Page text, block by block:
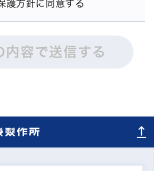
護方針に同意する
内容で送信する